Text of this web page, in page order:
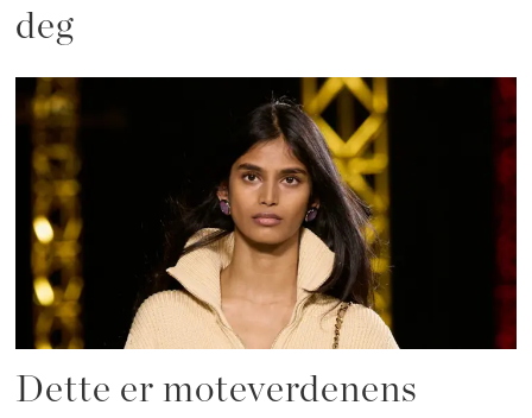
deg
Dette er moteverdenens